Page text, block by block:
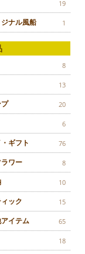
19
ナル風船 1
8
13
20
6
ギフト 76
ワー 8
10
ック 15
イテム 65
18